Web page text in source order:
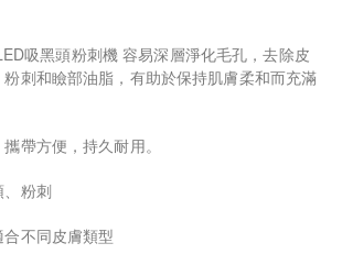
吸黑頭粉刺機 容易深層淨化毛孔，去除皮
刺和瞼部油脂，有助於保持肌膚柔和而充滿
帶方便，持久耐用。
粉刺
不同皮膚類型